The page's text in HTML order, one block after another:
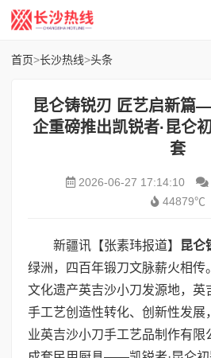
首页>长沙热线>头条
昆仑铸锐刃 匠艺启新篇
企重磅推出凯锐者·昆仑
套
2026-06-27 17:14:10
44879℃
新疆讯【张素玮报道】 昆仑
绿洲，四百年锻刀文脉薪火相传
文化遗产英吉沙小刀发源地，英
手工艺创造性转化、创新性发展
业英吉沙小刀手工艺品制作有限